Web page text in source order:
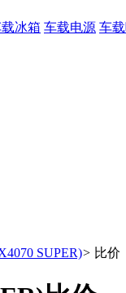
冰箱 车载电源 车
SUPER)> 比价